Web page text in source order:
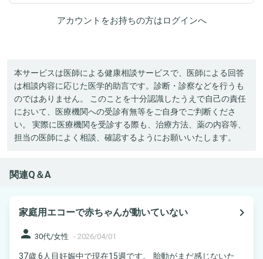
アカウントをお持ちの方はログインへ
本サービスは医師による健康相談サービスで、医師による回答
は相談内容に応じた医学的助言です。診断・診察などを行うも
のではありません。 このことを十分認識したうえで自己の責任
において、医療機関への受診有無等をご自身でご判断くださ
い。 実際に医療機関を受診する際も、治療方法、薬の内容等、
担当の医師によく相談、確認するようにお願いいたします。
関連Q＆A
家庭用エコーで赤ちゃんが動いていない
navigate_next
person 30代/女性 - 2026/04/01
37歳 6人目妊娠中で現在15週です。 胎動がまだ感じないた